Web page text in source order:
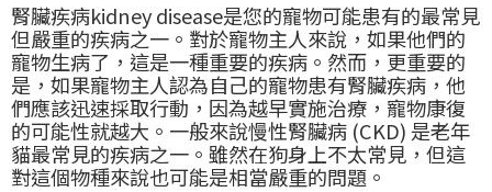
腎臟疾病kidney disease是您的寵物可能患有的最常見
但嚴重的疾病之一。對於寵物主人來說，如果他們的
寵物生病了，這是一種重要的疾病。然而，更重要的
是，如果寵物主人認為自己的寵物患有腎臟疾病，他
們應該迅速採取行動，因為越早實施治療，寵物康復
的可能性就越大。一般來說慢性腎臟病 (CKD) 是老年
貓最常見的疾病之一。雖然在狗身上不太常見，但這
對這個物種來說也可能是相當嚴重的問題。